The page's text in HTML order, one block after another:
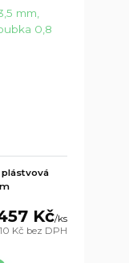
plástvová
Kč/ks
Kč bez DPH